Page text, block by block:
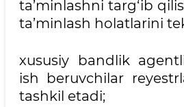
ta’minlashni targ‘ib
ta’minlash holatlarini
xususiy bandlik
ish beruvchilar
tashkil etadi;